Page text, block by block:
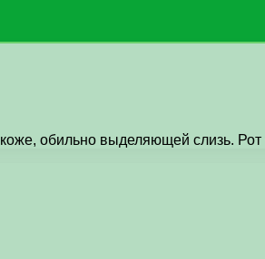
обильно выделяющей слизь.